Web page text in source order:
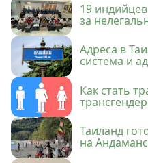
19
за
Адреса в
система и
Как стать
Таиланд
на